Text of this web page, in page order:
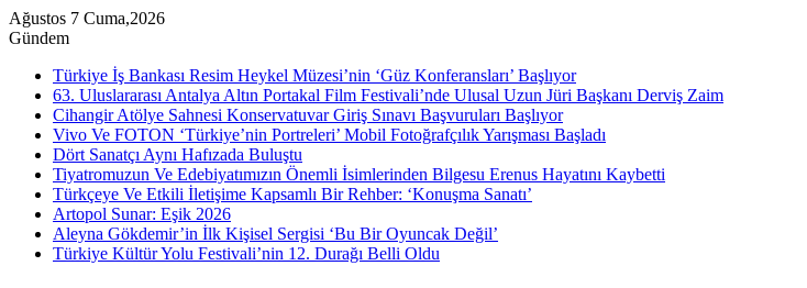
Ağustos 7 Cuma,2026
Gündem
Türkiye İş Bankası Resim Heykel Müzesi’nin ‘Güz Konferansları’ Başlıyor
63. Uluslararası Antalya Altın Portakal Film Festivali’nde Ulusal Uzun Jüri Başkanı Derviş Zaim
Cihangir Atölye Sahnesi Konservatuvar Giriş Sınavı Başvuruları Başlıyor
Vivo Ve FOTON ‘Türkiye’nin Portreleri’ Mobil Fotoğrafçılık Yarışması Başladı
Dört Sanatçı Aynı Hafızada Buluştu
Tiyatromuzun Ve Edebiyatımızın Önemli İsimlerinden Bilgesu Erenus Hayatını Kaybetti
Türkçeye Ve Etkili İletişime Kapsamlı Bir Rehber: ‘Konuşma Sanatı’
Artopol Sunar: Eşik 2026
Aleyna Gökdemir’in İlk Kişisel Sergisi ‘Bu Bir Oyuncak Değil’
Türkiye Kültür Yolu Festivali’nin 12. Durağı Belli Oldu